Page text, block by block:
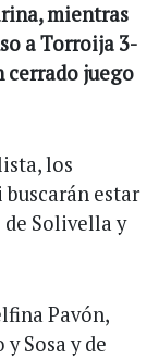
mientras
a Torroija 3-
cerrado juego
los
estar
de Solivella y
Pavón,
Sosa y de